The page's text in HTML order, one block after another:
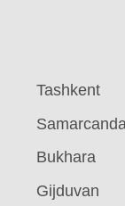
Tashkent
Samarcanda
Bukhara
Gijduvan